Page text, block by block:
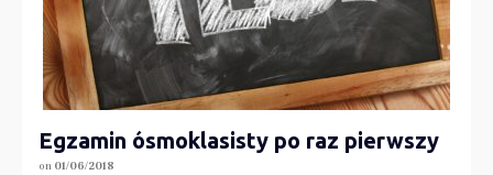
Egzamin ósmoklasisty po raz pierwszy
on 01/06/2018